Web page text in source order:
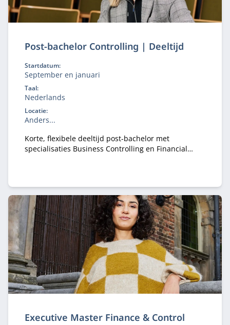
Post-bachelor Controlling | Deeltijd
Startdatum:
September en januari
Taal:
Nederlands
Locatie:
Anders...
Korte, flexibele deeltijd post-bachelor met
specialisaties Business Controlling en Financial
Executive Master Finance & Control